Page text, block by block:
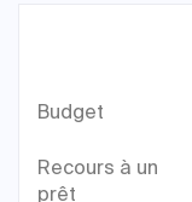
Budget
Recours à un
prêt